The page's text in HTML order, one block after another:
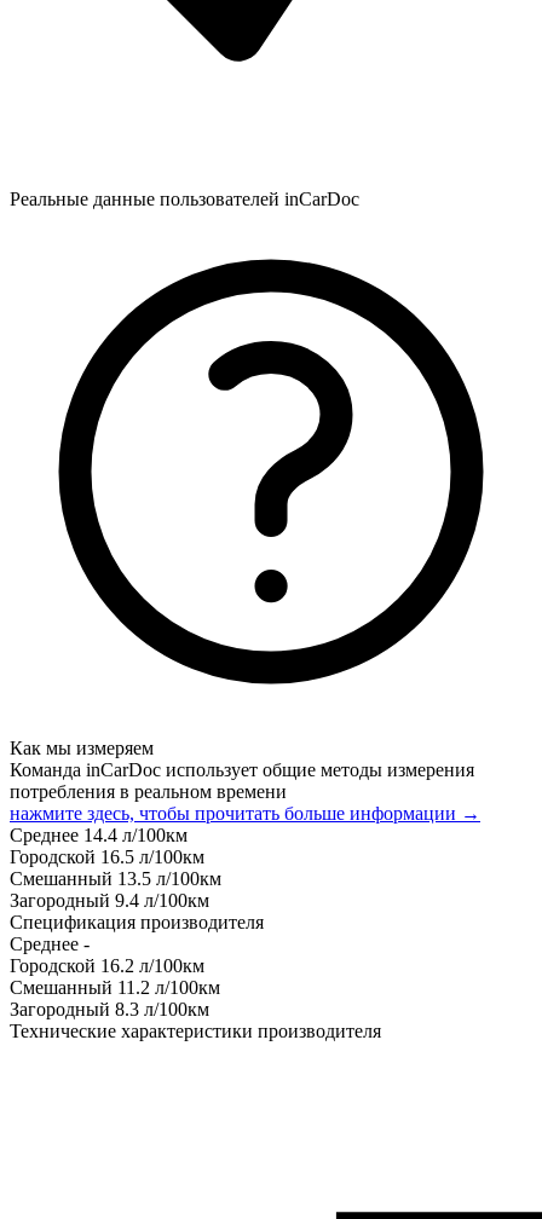
Реальные данные пользователей inCarDoc
Как мы измеряем
Команда inCarDoc использует общие методы измерения
потребления в реальном времени
нажмите здесь, чтобы прочитать больше информации →
Среднее 14.4 л/100км
Городской 16.5 л/100км
Смешанный 13.5 л/100км
Загородный 9.4 л/100км
Спецификация производителя
Среднее -
Городской 16.2 л/100км
Смешанный 11.2 л/100км
Загородный 8.3 л/100км
Технические характеристики производителя